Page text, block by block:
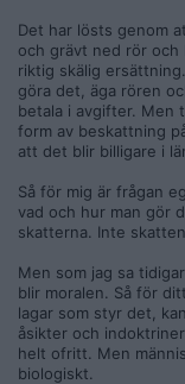
Hade ett fritt
gängkrig? Den
uppfattningen.
Men jag menar att
astronomiskt
exempelvis
åren har
teknologiska
sin
grannbyn idag och
Sedan finns det
människor ska
Det har lösts genom
och grävt ned rör
riktig skälig
göra det, äga rören
betala i avgifter. Men
form av beskattning
att det blir billigare i
Så för mig är frågan
vad och hur man gör
skatterna. Inte
Men som jag sa
blir moralen. Så för
lagar som styr det,
åsikter och
helt ofritt. Men
biologiskt.